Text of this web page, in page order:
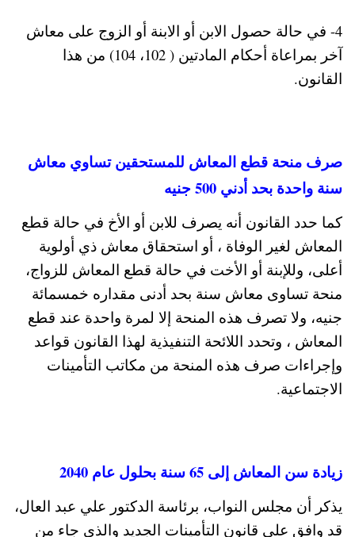
4- في حالة حصول الابن أو الابنة أو الزوج على معاش
آخر بمراعاة أحكام المادتين ( 102، 104) من هذا
القانون.
صرف منحة قطع المعاش للمستحقين تساوي معاش
سنة واحدة بحد أدني 500 جنيه
كما حدد القانون أنه يصرف للابن أو الأخ في حالة قطع
المعاش لغير الوفاة ، أو استحقاق معاش ذي أولوية
أعلى، وللإبنة أو الأخت في حالة قطع المعاش للزواج،
منحة تساوى معاش سنة بحد أدنى مقداره خمسمائة
جنيه، ولا تصرف هذه المنحة إلا لمرة واحدة عند قطع
المعاش ، وتحدد اللائحة التنفيذية لهذا القانون قواعد
وإجراءات صرف هذه المنحة من مكاتب التأمينات
الاجتماعية.​
زيادة سن المعاش إلى 65 سنة بحلول عام 2040
يذكر أن مجلس النواب، برئاسة الدكتور علي عبد العال،
قد وافق على قانون التأمينات الجديد والذي جاء من